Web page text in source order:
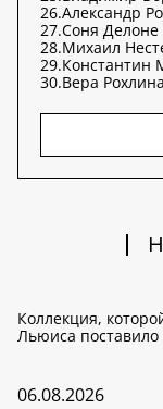
26.Александр
27.Соня Делоне
28.Михаил
29.Константин
30.Вера Рохлина
Коллекция,
Льюиса
06.08.2026